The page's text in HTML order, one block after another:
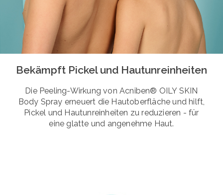
Bekämpft Pickel und Hautunreinheiten
Die Peeling-Wirkung von Acniben® OILY SKIN
Body Spray erneuert die Hautoberfläche und hilft,
Pickel und Hautunreinheiten zu reduzieren - für
eine glatte und angenehme Haut.